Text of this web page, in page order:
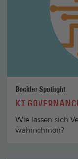
Böckler Spotlight
KI
Wie lassen sich
wahrnehmen?